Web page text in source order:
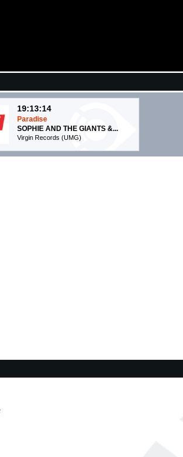
19:13:14
Paradise
SOPHIE AND THE GIANTS &...
Virgin Records (UMG)